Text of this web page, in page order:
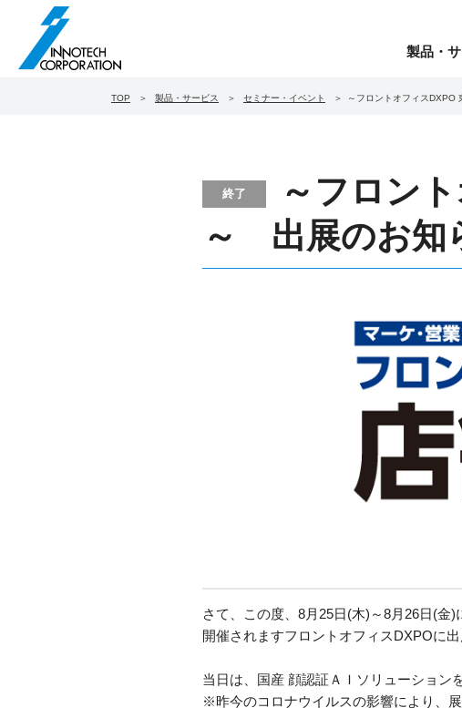
製品・
TOP 製品・サービス セミナー・イベント ～フロントオフィス
終了
～フロン
～ 出展のお知
さて、この度、8月25日(木)～8月26日(金
開催されますフロントオフィスDXPOに出
当日は、国産 顔認証ＡＩソリューション
※昨今のコロナウイルスの影響により、